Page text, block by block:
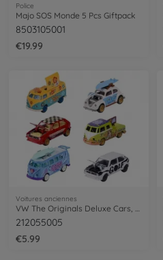
Police
Majo SOS Monde 5 Pcs Giftpack
8503105001
€19.99
Voitures anciennes
VW The Originals Deluxe Cars, 6-sort.
212055005
€5.99